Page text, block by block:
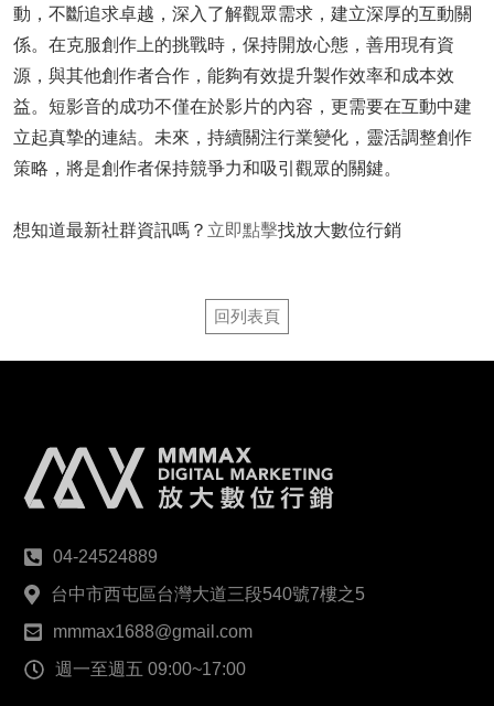
動，不斷追求卓越，深入了解觀眾需求，建立深厚的互動關
係。在克服創作上的挑戰時，保持開放心態，善用現有資
源，與其他創作者合作，能夠有效提升製作效率和成本效
益。短影音的成功不僅在於影片的內容，更需要在互動中建
立起真摯的連結。未來，持續關注行業變化，靈活調整創作
策略，將是創作者保持競爭力和吸引觀眾的關鍵。
想知道最新社群資訊嗎？ 立即點擊找放大數位行銷
回列表頁
04-24524889
台中市西屯區台灣大道三段540號7樓之5
mmmax1688@gmail.com
週一至週五 09:00~17:00